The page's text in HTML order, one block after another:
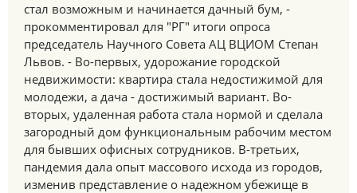
стал возможным и начинается дачный бум, -
прокомментировал для "РГ" итоги опроса
председатель Научного Совета АЦ ВЦИОМ Степан
Львов. - Во-первых, удорожание городской
недвижимости: квартира стала недостижимой для
молодежи, а дача - достижимый вариант. Во-
вторых, удаленная работа стала нормой и сделала
загородный дом функциональным рабочим местом
для бывших офисных сотрудников. В-третьих,
пандемия дала опыт массового исхода из городов,
изменив представление о надежном убежище в